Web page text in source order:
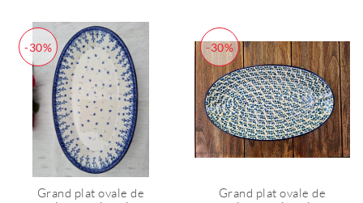
-30%
Grand plat ovale de
-30%
Grand plat ovale de